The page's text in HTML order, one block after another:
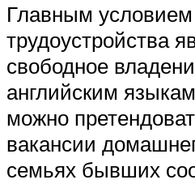
Главным
трудоустройства
свободное
английским
можно
вакансии
семьях бывших